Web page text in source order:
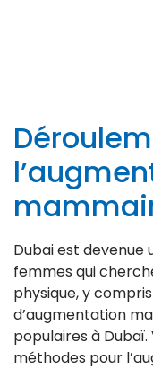
Dubai est devenue
femmes qui
physique, y
d’augmentation
populaires à
méthodes pour